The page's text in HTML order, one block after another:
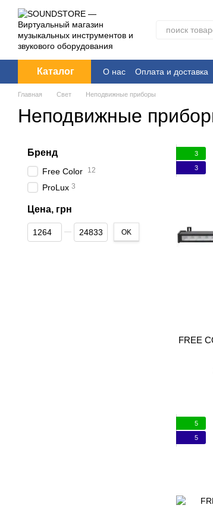
Перейти к основному контенту
Каталог О нас Оплата и доставка
Главная Свет Неподвижные приборы
Неподвижные
3
3
FREE
5
5
Бренд
Free Color 12
ProLux 3
Цена, грн
От Цена, грн
До Цена, грн OK